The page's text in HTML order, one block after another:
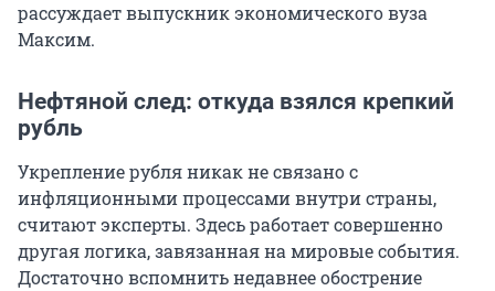
рассуждает выпускник экономического вуза
Максим.
Нефтяной след: откуда взялся крепкий
рубль
Укрепление рубля никак не связано с
инфляционными процессами внутри страны,
считают эксперты. Здесь работает совершенно
другая логика, завязанная на мировые события.
Достаточно вспомнить недавнее обострение